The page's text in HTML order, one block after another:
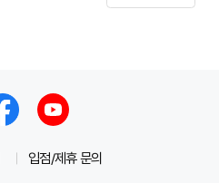
입점/제휴 문의